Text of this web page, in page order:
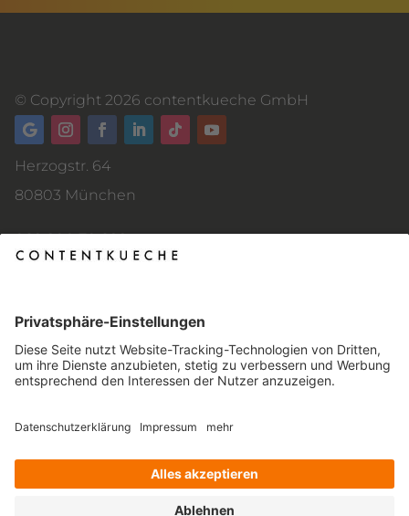
© Copyright 2026 contentkueche GmbH
Herzogstr. 64
80803 München
089 200 70 899
AGB
Impressum
Datenschutzerklärung